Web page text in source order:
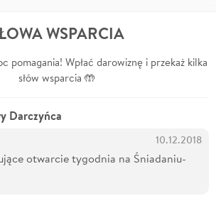
WSPARCIA
pomagania! Wpłać darowiznę i przekaż kilka
słów wsparcia 🤲
Darczyńca
10.12.2018
otwarcie tygodnia na Śniadaniu-